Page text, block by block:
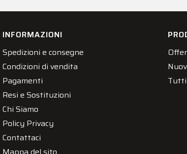
INFORMAZIONI
Spedizioni e consegne
Condizioni di vendita
Pagamenti
Resi e Sostituzioni
Chi Siamo
Policy Privacy
Contattaci